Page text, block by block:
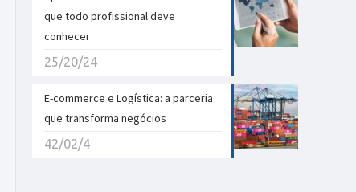
que todo profissional deve
conhecer
25/20/24
E-commerce e Logística: a parceria
que transforma negócios
42/02/4